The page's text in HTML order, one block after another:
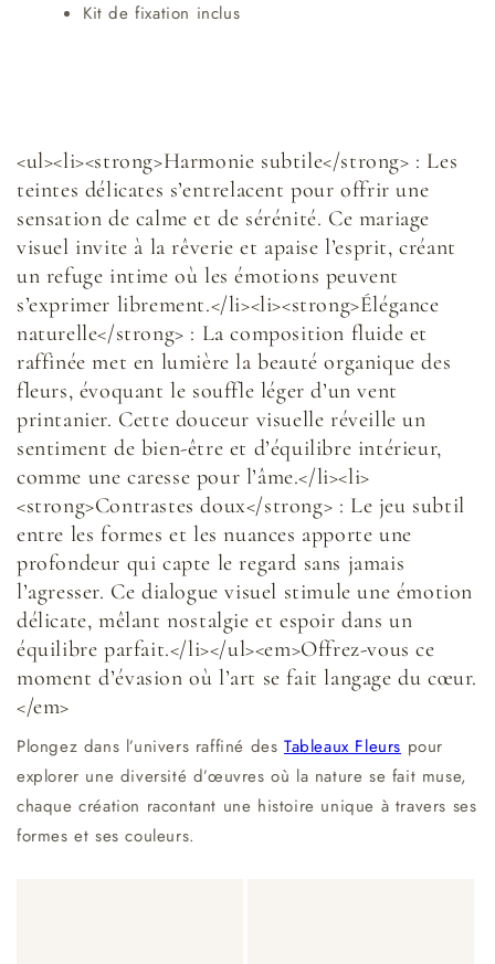
Kit de fixation inclus
<ul><li><strong>Harmonie subtile</strong> : Les
teintes délicates s’entrelacent pour offrir une
sensation de calme et de sérénité. Ce mariage
visuel invite à la rêverie et apaise l’esprit, créant
un refuge intime où les émotions peuvent
s’exprimer librement.</li><li><strong>Élégance
naturelle</strong> : La composition fluide et
raffinée met en lumière la beauté organique des
fleurs, évoquant le souffle léger d’un vent
printanier. Cette douceur visuelle réveille un
sentiment de bien-être et d’équilibre intérieur,
comme une caresse pour l’âme.</li><li>
<strong>Contrastes doux</strong> : Le jeu subtil
entre les formes et les nuances apporte une
profondeur qui capte le regard sans jamais
l’agresser. Ce dialogue visuel stimule une émotion
délicate, mêlant nostalgie et espoir dans un
équilibre parfait.</li></ul><em>Offrez-vous ce
moment d’évasion où l’art se fait langage du cœur.
</em>
Plongez dans l’univers raffiné desTableaux Fleurs pour
explorer une diversité d’œuvres où la nature se fait muse,
chaque création racontant une histoire unique à travers ses
formes et ses couleurs.